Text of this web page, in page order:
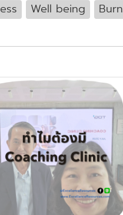
Well being